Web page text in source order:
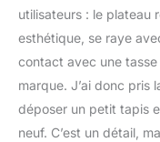
utilisateurs : le plateau
esthétique, se raye
contact avec une
marque. J’ai donc pris
déposer un petit tapis
neuf. C’est un détail,